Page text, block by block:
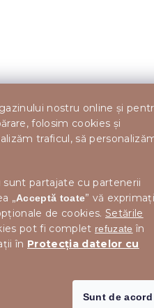
nostru online și
folosim cookies și
traficul, să
partajate cu partenerii
„Acceptă toate” vă exprimați
de cookies. Setările
pot fi complet refuzate în
în Protecția datelor cu
Sunt de acord
Culoare